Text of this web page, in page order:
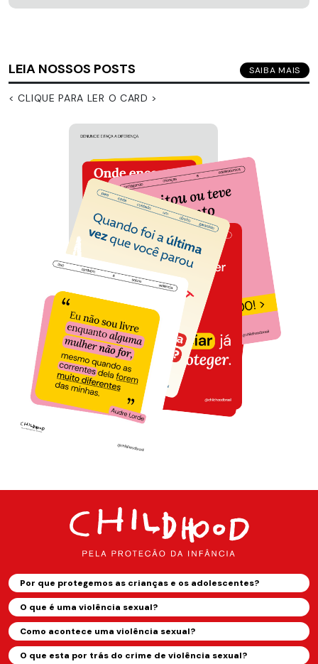
LEIA NOSSOS POSTS SAIBA MAIS
< CLIQUE PARA LER O CARD >
Por que protegemos as crianças e os adolescentes?
O que é uma violência sexual?
Como acontece uma violência sexual?
O que esta por trás do crime de violência sexual?